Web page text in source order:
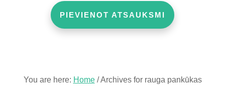
PIEVIENOT ATSAUKSMI
You are here: Home /Archives for rauga pankūkas